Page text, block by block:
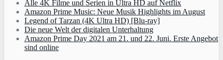
Alle 4K Filme und Serien in Ultra HD auf Netflix
Amazon Prime Music: Neue Musik Highlights im August
Legend of Tarzan (4K Ultra HD) [Blu-ray]
Die neue Welt der digitalen Unterhaltung
Amazon Prime Day 2021 am 21. und 22. Juni. Erste Angebot
sind online